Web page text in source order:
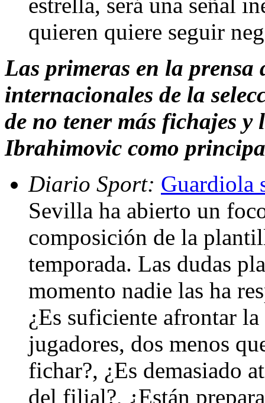
quieren quiere seguir
Las primeras en la
internacionales de la
de no tener más fichajes
Ibrahimovic como
Diario Sport: Guardiola
Sevilla ha abierto un
composición de la
temporada. Las dudas
momento nadie las ha
¿Es suficiente afrontar
jugadores, dos menos
fichar?, ¿Es demasiado
del filial?, ¿Están